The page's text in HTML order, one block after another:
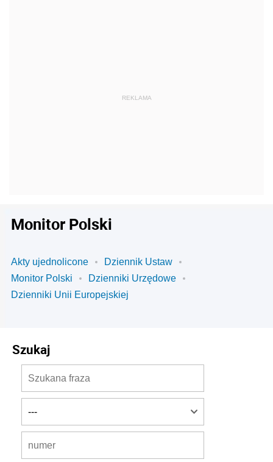
Monitor Polski
Akty ujednolicone
Dziennik Ustaw
Monitor Polski
Dzienniki Urzędowe
Dzienniki Unii Europejskiej
Szukaj